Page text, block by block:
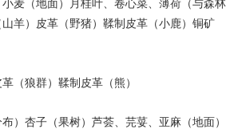
麦（地面）月桂叶、卷心菜、薄荷（与森林
羊）皮革（野猪）鞣制皮革（小鹿）铜矿
（狼群）鞣制皮革（熊）
）杏子（果树）芦荟、芫荽、亚麻（地面）